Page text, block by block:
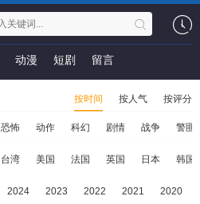
动漫 短剧 留言
按时间 按人气 按评分
恐怖 动作 科幻 剧情 战争 警匪
台湾 美国 法国 英国 日本 韩国
2024 2023 2022 2021 2020